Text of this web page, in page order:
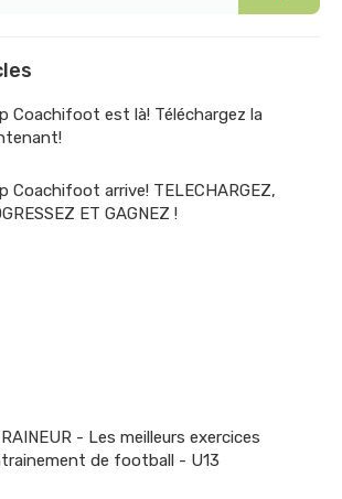
Coachifoot est là! Téléchargez la
Coachifoot arrive! TELECHARGEZ,
ET GAGNEZ !
- Les meilleurs exercices
de football - U13